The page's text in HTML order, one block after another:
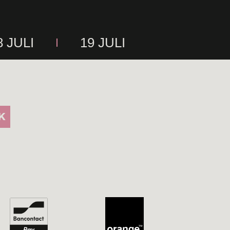
JULI 19 JULI